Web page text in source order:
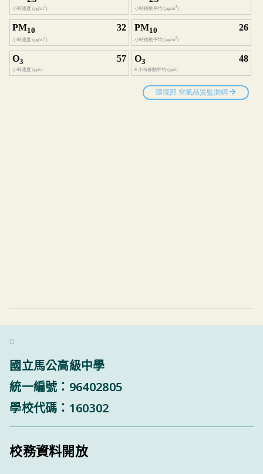
:::
國立馬公高級中學
統一編號：96402805
學校代碼：160302
校務資料開放